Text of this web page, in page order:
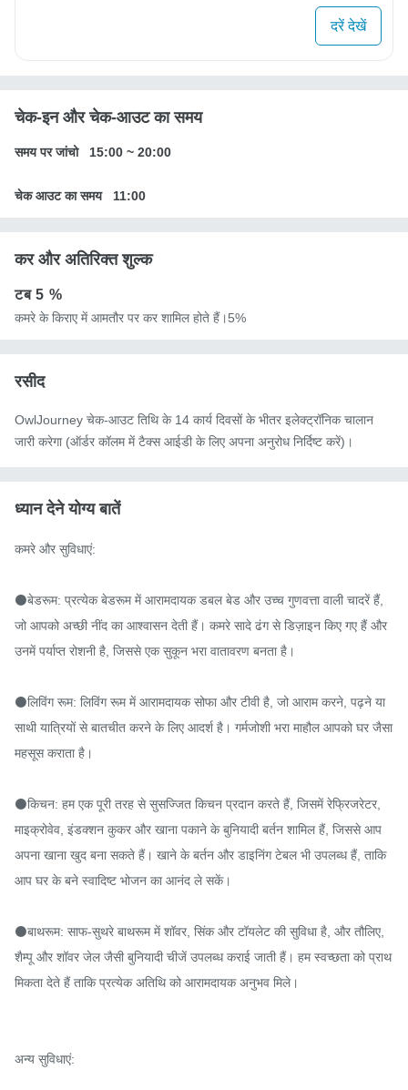
दरें देखें
चेक-इन और चेक-आउट का समय
समय पर जांचो 15:00 ~ 20:00
चेक आउट का समय 11:00
कर और अतिरिक्त शुल्क
टब5 %
कमरे के किराए में आमतौर पर कर शामिल होते हैं।5%
रसीद
OwlJourney चेक-आउट तिथि के 14 कार्य दिवसों के भीतर इलेक्ट्रॉनिक चालान
जारी करेगा (ऑर्डर कॉलम में टैक्स आईडी के लिए अपना अनुरोध निर्दिष्ट करें)।
ध्यान देने योग्य बातें
कमरे और सुविधाएं:
⚫बेडरूम: प्रत्येक बेडरूम में आरामदायक डबल बेड और उच्च गुणवत्ता वाली चादरें हैं,
जो आपको अच्छी नींद का आश्वासन देती हैं। कमरे सादे ढंग से डिज़ाइन किए गए हैं और
उनमें पर्याप्त रोशनी है, जिससे एक सुकून भरा वातावरण बनता है।
⚫लिविंग रूम: लिविंग रूम में आरामदायक सोफा और टीवी है, जो आराम करने, पढ़ने या
साथी यात्रियों से बातचीत करने के लिए आदर्श है। गर्मजोशी भरा माहौल आपको घर जैसा
महसूस कराता है।
⚫किचन: हम एक पूरी तरह से सुसज्जित किचन प्रदान करते हैं, जिसमें रेफ्रिजरेटर,
माइक्रोवेव, इंडक्शन कुकर और खाना पकाने के बुनियादी बर्तन शामिल हैं, जिससे आप
अपना खाना खुद बना सकते हैं। खाने के बर्तन और डाइनिंग टेबल भी उपलब्ध हैं, ताकि
आप घर के बने स्वादिष्ट भोजन का आनंद ले सकें।
⚫बाथरूम: साफ-सुथरे बाथरूम में शॉवर, सिंक और टॉयलेट की सुविधा है, और तौलिए,
शैम्पू और शॉवर जेल जैसी बुनियादी चीजें उपलब्ध कराई जाती हैं। हम स्वच्छता को प्राथ
मिकता देते हैं ताकि प्रत्येक अतिथि को आरामदायक अनुभव मिले।
अन्य सुविधाएं: